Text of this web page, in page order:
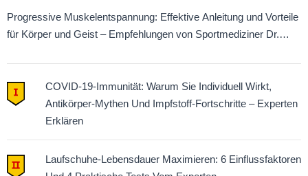
Progressive Muskelentspannung: Effektive Anleitung und Vorteile
für Körper und Geist – Empfehlungen von Sportmediziner Dr.
COVID-19-Immunität: Warum Sie Individuell Wirkt,
Antikörper-Mythen Und Impfstoff-Fortschritte – Experten
Erklären
Laufschuhe-Lebensdauer Maximieren: 6 Einflussfaktoren